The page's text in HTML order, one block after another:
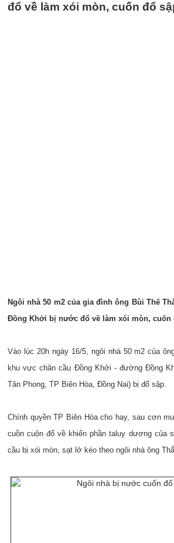
đổ về làm xói mòn, cuốn đổ
Ngôi nhà 50 m2 của gia đình ông Bùi Thế
Đồng Khởi bị nước đổ về làm xói mòn, cuốn
Vào lúc 20h ngày 16/5, ngôi nhà 50 m2 của
khu vực chân cầu Đồng Khởi - đường Đồng
Tân Phong, TP Biên Hòa, Đồng Nai) bị đổ sập.
Chính quyền TP Biên Hòa cho hay, sau cơn
cuồn cuộn đổ về khiến phần taluy dương của
cầu bị xói mòn, sạt lở kéo theo ngôi nhà ông